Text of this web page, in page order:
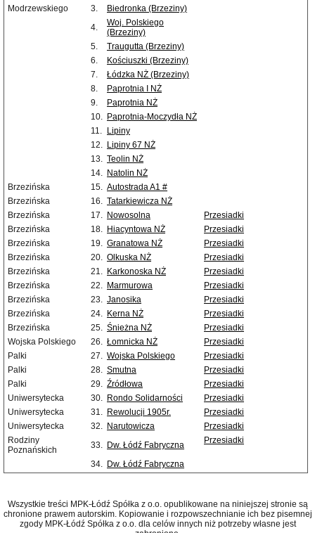
Modrzewskiego
3.
Biedronka (Brzeziny)
4.
Woj. Polskiego
(Brzeziny)
5.
Traugutta (Brzeziny)
6.
Kościuszki (Brzeziny)
7.
Łódzka NŻ (Brzeziny)
8.
Paprotnia I NŻ
9.
Paprotnia NŻ
10. Paprotnia-Moczydła NŻ
11.
Lipiny
12. Lipiny 67 NŻ
13. Teolin NŻ
14. Natolin NŻ
Brzezińska
15. Autostrada A1 #
Brzezińska
16. Tatarkiewicza NŻ
Brzezińska
17. Nowosolna
Przesiadki
Brzezińska
18. Hiacyntowa NŻ
Przesiadki
Brzezińska
19. Granatowa NŻ
Przesiadki
Brzezińska
20. Olkuska NŻ
Przesiadki
Brzezińska
21. Karkonoska NŻ
Przesiadki
Brzezińska
22. Marmurowa
Przesiadki
Brzezińska
23. Janosika
Przesiadki
Brzezińska
24. Kerna NŻ
Przesiadki
Brzezińska
25. Śnieżna NŻ
Przesiadki
Wojska Polskiego
26. Łomnicka NŻ
Przesiadki
Palki
27. Wojska Polskiego
Przesiadki
Palki
28. Smutna
Przesiadki
Palki
29. Źródłowa
Przesiadki
Uniwersytecka
30. Rondo Solidarności
Przesiadki
Uniwersytecka
31. Rewolucji 1905r.
Przesiadki
Uniwersytecka
32. Narutowicza
Przesiadki
Rodziny
Poznańskich
33. Dw. Łódź Fabryczna Przesiadki
34. Dw. Łódź Fabryczna
Wszystkie treści MPK-Łódź Spółka z o.o. opublikowane na niniejszej stronie są
chronione prawem autorskim. Kopiowanie i rozpowszechnianie ich bez pisemnej
zgody MPK-Łódź Spółka z o.o. dla celów innych niż potrzeby własne jest